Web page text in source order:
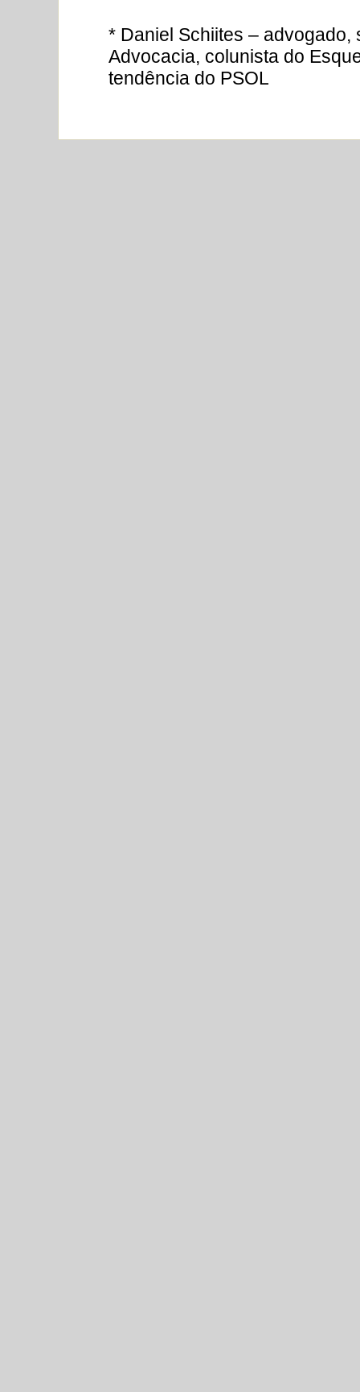
* Daniel Schiites –
Advocacia, colunista do
tendência do PSOL